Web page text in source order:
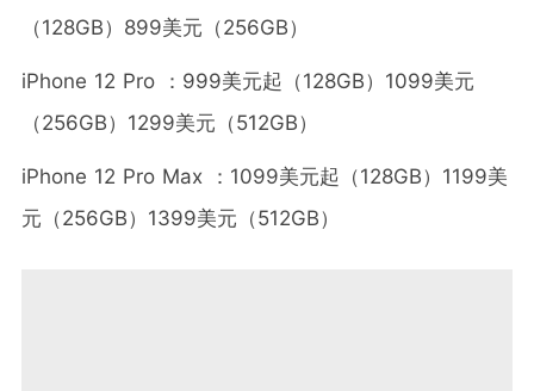
（128GB）899美元（256GB）
iPhone 12 Pro ：999美元起（128GB）1099美元
（256GB）1299美元（512GB）
iPhone 12 Pro Max ：1099美元起（128GB）1199美
元（256GB）1399美元（512GB）